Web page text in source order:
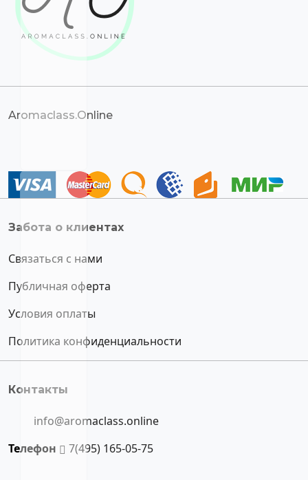
Aromaclass.Online
Забота о клиентах
Связаться с нами
Публичная оферта
Условия оплаты
Политика конфиденциальности
Контакты
info@aromaclass.online
Телефон
7(495) 165-05-75